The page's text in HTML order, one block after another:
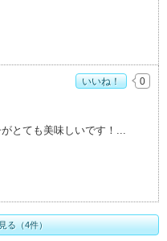
め度： 4
とても美味しいです！
いいね！ 0
る（4件）